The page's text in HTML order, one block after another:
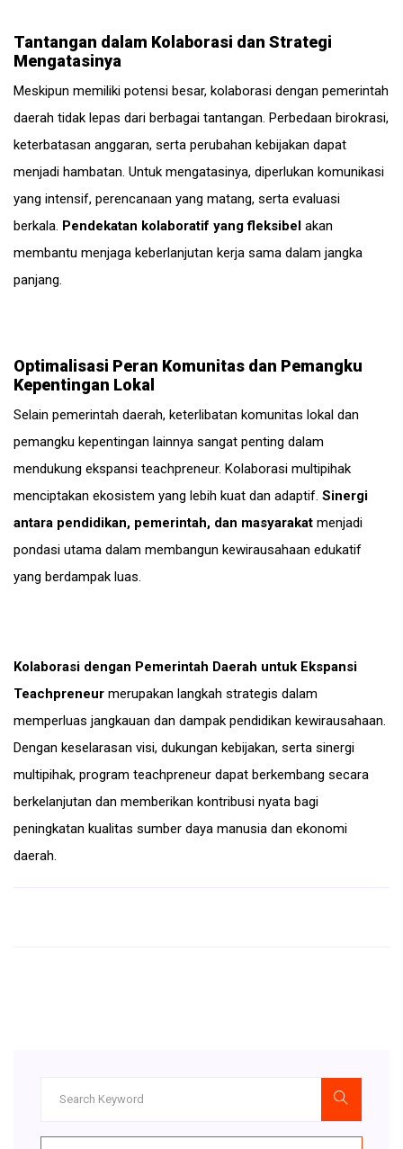
Tantangan dalam Kolaborasi dan Strategi
Mengatasinya
Meskipun memiliki potensi besar, kolaborasi dengan pemerintah
daerah tidak lepas dari berbagai tantangan. Perbedaan birokrasi,
keterbatasan anggaran, serta perubahan kebijakan dapat
menjadi hambatan. Untuk mengatasinya, diperlukan komunikasi
yang intensif, perencanaan yang matang, serta evaluasi
berkala. Pendekatan kolaboratif yang fleksibel akan
membantu menjaga keberlanjutan kerja sama dalam jangka
panjang.
Optimalisasi Peran Komunitas dan Pemangku
Kepentingan Lokal
Selain pemerintah daerah, keterlibatan komunitas lokal dan
pemangku kepentingan lainnya sangat penting dalam
mendukung ekspansi teachpreneur. Kolaborasi multipihak
menciptakan ekosistem yang lebih kuat dan adaptif. Sinergi
antara pendidikan, pemerintah, dan masyarakat menjadi
pondasi utama dalam membangun kewirausahaan edukatif
yang berdampak luas.
Kolaborasi dengan Pemerintah Daerah untuk Ekspansi
Teachpreneur merupakan langkah strategis dalam
memperluas jangkauan dan dampak pendidikan kewirausahaan.
Dengan keselarasan visi, dukungan kebijakan, serta sinergi
multipihak, program teachpreneur dapat berkembang secara
berkelanjutan dan memberikan kontribusi nyata bagi
peningkatan kualitas sumber daya manusia dan ekonomi
daerah.